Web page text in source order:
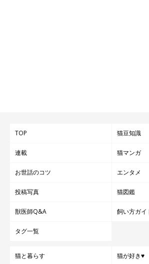
TOP 猫豆知識
連載 猫マンガ
お世話のコツ エンタメ
投稿写真 猫図鑑
獣医師Q&A 飼い方ガイ
タグ一覧
猫と暮らす 猫が好き♥